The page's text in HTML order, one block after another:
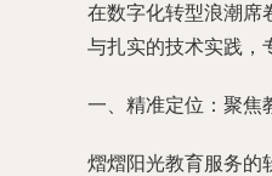
在数字化转型浪潮席
与扎实的技术实践，
一、精准定位：聚焦
熠熠阳光教育服务的